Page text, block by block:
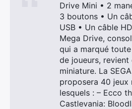
Drive Mini • 2
3 boutons • Un
USB • Un câble
Mega Drive,
qui a marqué
de joueurs,
miniature. La
proposera 40 jeux
lesquels : – Ecco
Castlevania: